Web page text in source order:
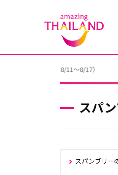
2026/08/05
スパ
スパンブリー